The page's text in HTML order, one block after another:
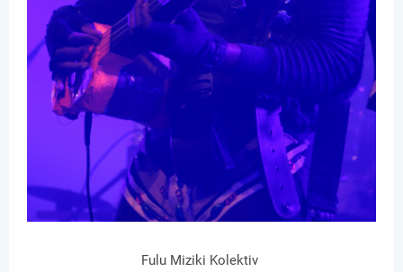
Fulu Miziki Kolektiv